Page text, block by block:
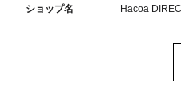
ショップ名 Hacoa